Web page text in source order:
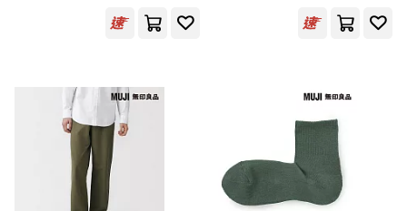
（美）布萊蒂(1)
娜·沃澤爾(1)
（英）威廉·達爾林普爾(1)
（英）麥祖穆德(1)